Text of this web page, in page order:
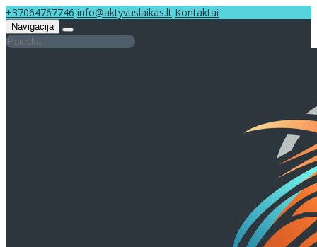
+37064767746 info@aktyvuslaikas.lt Kontaktai
Navigacija